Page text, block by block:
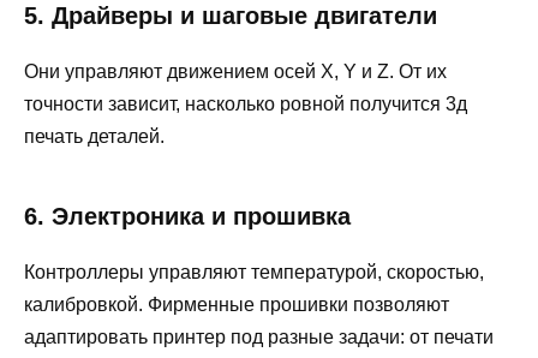
5. Драйверы и шаговые двигатели
Они управляют движением осей X, Y и Z. От их
точности зависит, насколько ровной получится 3д
печать деталей.
6. Электроника и прошивка
Контроллеры управляют температурой, скоростью,
калибровкой. Фирменные прошивки позволяют
адаптировать принтер под разные задачи: от печати